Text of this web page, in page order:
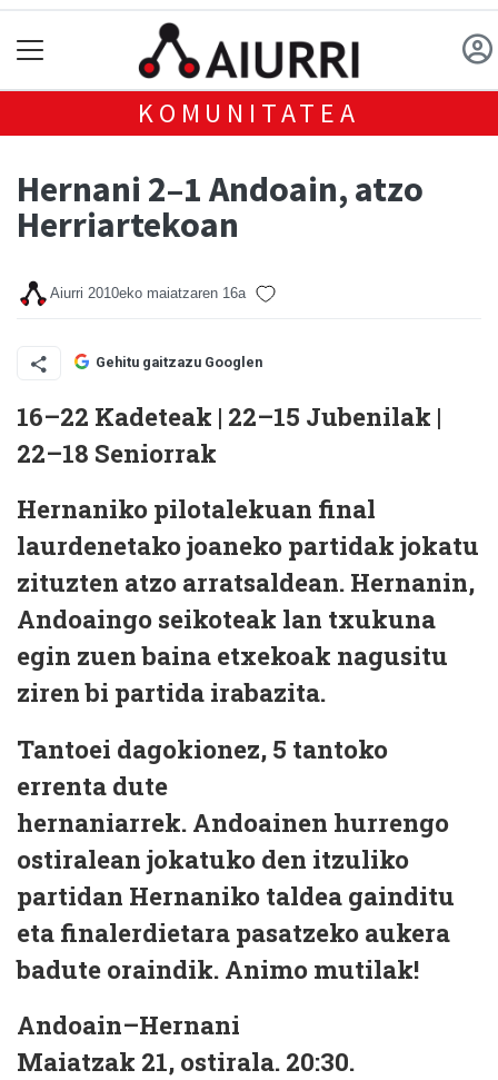
KOMUNITATEA
Hernani 2–1 Andoain, atzo
Herriartekoan
Aiurri 2010eko maiatzaren 16a
Gehitu gaitzazu Googlen
16–22 Kadeteak | 22–15 Jubenilak |
22–18 Seniorrak
Hernaniko pilotalekuan final
laurdenetako joaneko partidak jokatu
zituzten atzo arratsaldean. Hernanin,
Andoaingo seikoteak lan txukuna
egin zuen baina etxekoak nagusitu
ziren bi partida irabazita.
Tantoei dagokionez, 5 tantoko
errenta dute
hernaniarrek. Andoainen hurrengo
ostiralean jokatuko den itzuliko
partidan Hernaniko taldea gainditu
eta finalerdietara pasatzeko aukera
badute oraindik. Animo mutilak!
Andoain–Hernani
Maiatzak 21, ostirala. 20:30.